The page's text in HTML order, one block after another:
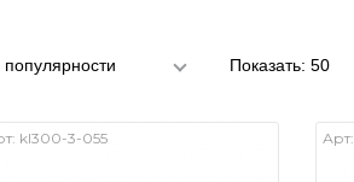
Показать: 50
kl300-3-055 Арт: